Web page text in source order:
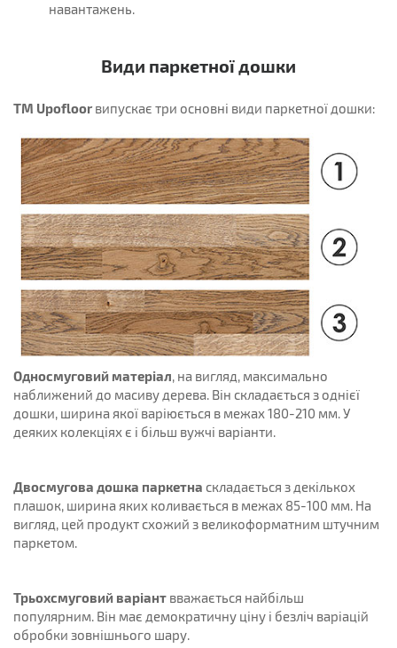
навантажень.
Види паркетної дошки
ТМ Upofloorвипускає три основні види паркетної дошки:
Односмуговий матеріал, на вигляд, максимально
наближений до масиву дерева. Він складається з однієї
дошки, ширина якої варіюється в межах 180-210 мм. У
деяких колекціях є і більш вужчі варіанти.
Двосмугова дошка паркетна складається з декількох
плашок, ширина яких коливається в межах 85-100 мм. На
вигляд, цей продукт схожий з великоформатним штучним
паркетом.
Трьохсмуговий варіант вважається найбільш
популярним. Він має демократичну ціну і безліч варіацій
обробки зовнішнього шару.